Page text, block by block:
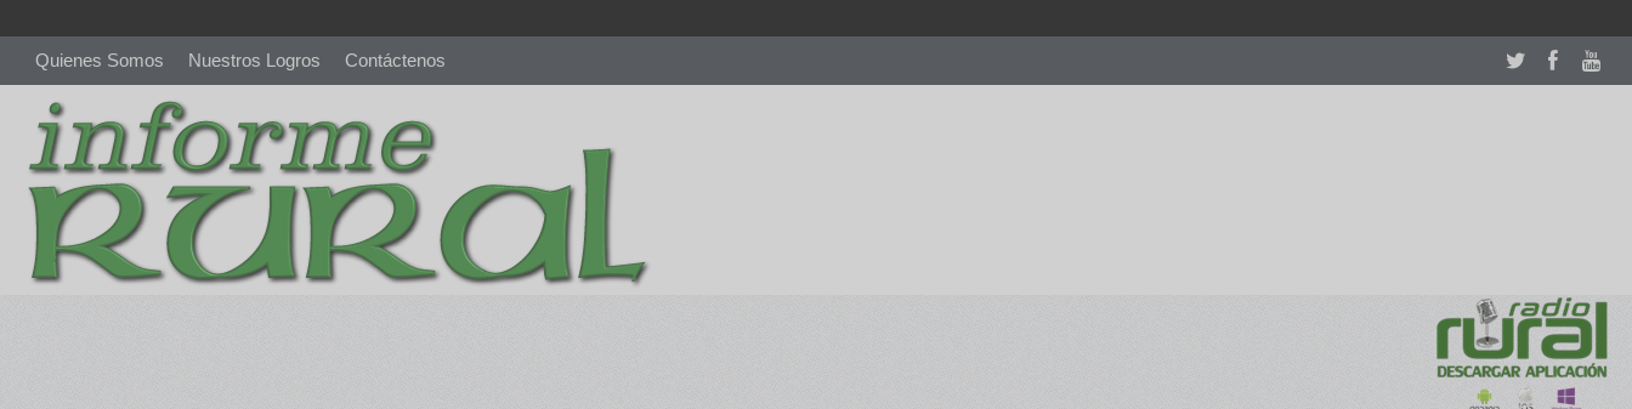
Quienes Somos Nuestros Logros Contáctenos
richardmillereplica is also available with delicate watches for women.patekphilippe.to